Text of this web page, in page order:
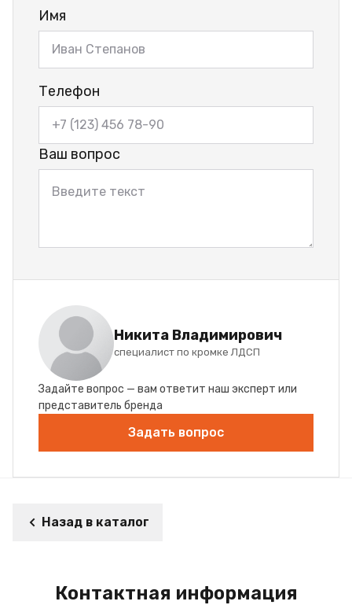
Имя
Телефон
Ваш вопрос
Никита Владимирович
специалист по кромке ЛДСП
Задайте вопрос — вам ответит наш эксперт или
представитель бренда
Задать вопрос
Назад в каталог
Контактная информация